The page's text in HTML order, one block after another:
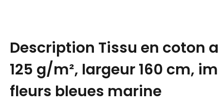
Description Tissu en coton
125 g/m², largeur 160 cm,
fleurs bleues marine